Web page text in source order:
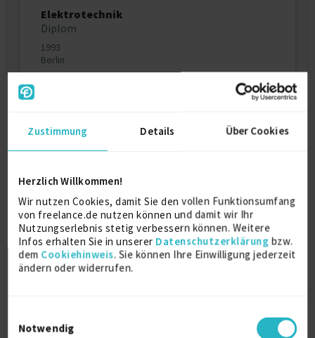
Zustimmung Details Über Cookies
Herzlich Willkommen!
Wir nutzen Cookies, damit Sie den vollen Funktionsumfang
von freelance.de nutzen können und damit wir Ihr
Nutzungserlebnis stetig verbessern können. Weitere
Infos erhalten Sie in unserer Datenschutzerklärung bzw.
dem Cookiehinweis. Sie können Ihre Einwilligung jederzeit
ändern oder widerrufen.
Notwendig
Elektrotechnik
Diplom
1993
Berlin
Deutsch (Gut)
Englisch (Gut)
Reisebereitschaft
Weltweit
Arbeitserlaubnis
Europäische Union
Schweiz
Alter